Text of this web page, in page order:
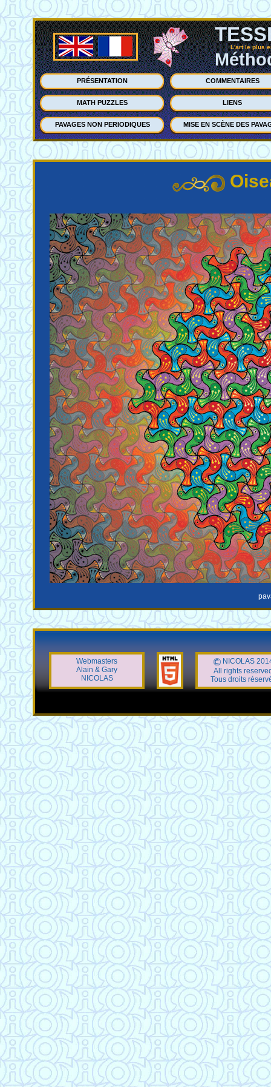
L'art le plus
PRÉSENTATION COMMENTAIRES
MATH PUZZLES LIENS
PAVAGES NON PERIODIQUES MISE EN SCÈNE DES
Webmasters
Alain & Gary
NICOLAS
NICOLAS
All rights
Tous droits